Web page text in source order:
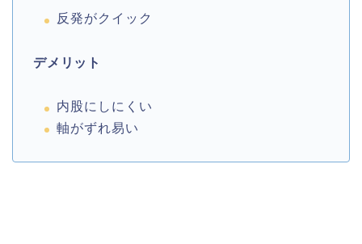
反発がクイック
デメリット
内股にしにくい
軸がずれ易い